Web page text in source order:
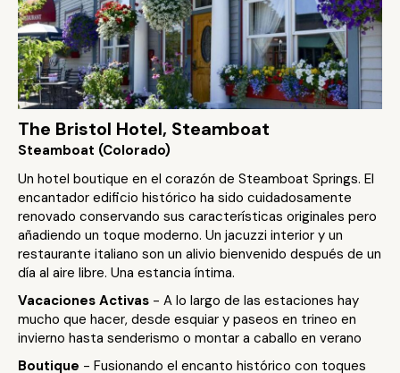
The Bristol Hotel, Steamboat
Steamboat (Colorado)
Un hotel boutique en el corazón de Steamboat Springs. El
encantador edificio histórico ha sido cuidadosamente
renovado conservando sus características originales pero
añadiendo un toque moderno. Un jacuzzi interior y un
restaurante italiano son un alivio bienvenido después de un
día al aire libre. Una estancia íntima.
Vacaciones Activas - A lo largo de las estaciones hay
mucho que hacer, desde esquiar y paseos en trineo en
invierno hasta senderismo o montar a caballo en verano
Boutique - Fusionando el encanto histórico con toques